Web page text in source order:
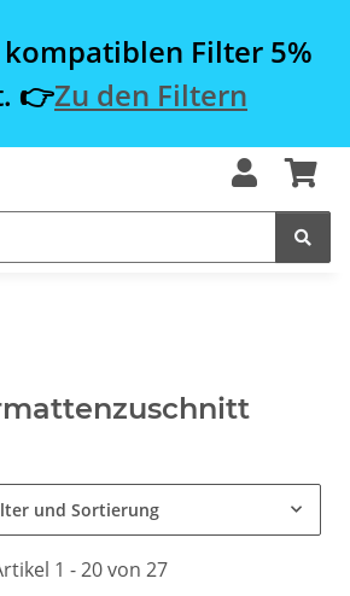
Filter 5%
👉Zu den Filtern
und Sortierung
1 - 20 von 27